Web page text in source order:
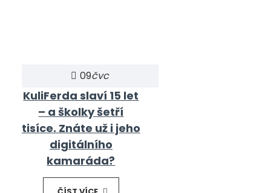
09čvc
KuliFerda slaví 15 let
– a školky šetří
tisíce. Znáte už i jeho
digitálního
kamaráda?